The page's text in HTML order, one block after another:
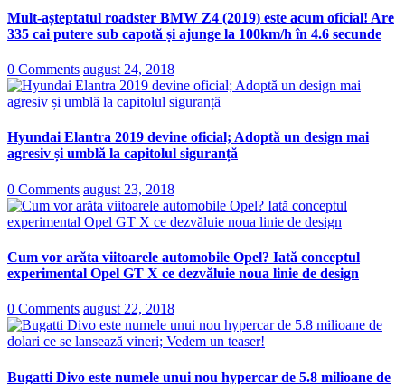
Mult-așteptatul roadster BMW Z4 (2019) este acum oficial! Are
335 cai putere sub capotă și ajunge la 100km/h în 4.6 secunde
0 Comments august 24, 2018
Hyundai Elantra 2019 devine oficial; Adoptă un design mai
agresiv și umblă la capitolul siguranță
0 Comments august 23, 2018
Cum vor arăta viitoarele automobile Opel? Iată conceptul
experimental Opel GT X ce dezvăluie noua linie de design
0 Comments august 22, 2018
Bugatti Divo este numele unui nou hypercar de 5.8 milioane de